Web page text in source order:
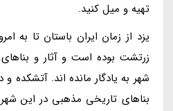
تهیه و میل کنید.
یزد از زمان ایران باستان تا به
زرتشت بوده است و آثار و بناهای
شهر به یادگار مانده اند. آتشکده
بناهای تاریخی مذهبی در این